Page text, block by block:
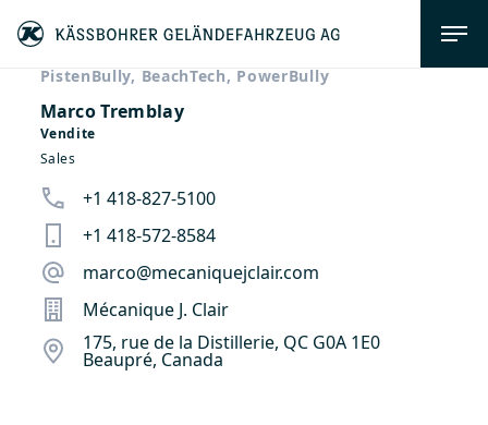
PistenBully, BeachTech, PowerBully
Marco Tremblay
Vendite
Sales
+1 418-827-5100
+1 418-572-8584
marco@mecaniquejclair.com
Mécanique J. Clair
175, rue de la Distillerie, QC G0A 1E0
Beaupré, Canada